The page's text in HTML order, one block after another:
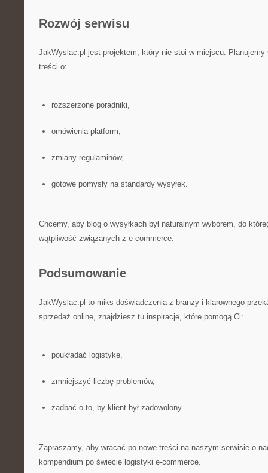
Rozwój serwisu
JakWyslac.pl jest projektem, który nie stoi w miejscu.
treści o:
rozszerzone poradniki,
omówienia platform,
zmiany regulaminów,
gotowe pomysły na standardy wysyłek.
Chcemy, aby blog o wysyłkach był naturalnym wyborem, do
wątpliwość związanych z e-commerce.
Podsumowanie
JakWyslac.pl to miks doświadczenia z branży i klarownego
sprzedaż online, znajdziesz tu inspiracje, które pomogą Ci:
poukładać logistykę,
zmniejszyć liczbę problemów,
zadbać o to, by klient był zadowolony.
Zapraszamy, aby wracać po nowe treści na naszym serwisie o
kompendium po świecie logistyki e-commerce.